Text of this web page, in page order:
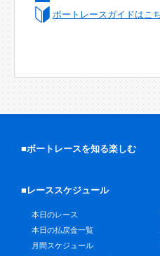
ボートレースガイドはこ
■ボートレースを知る楽しむ
■レーススケジュール
本日のレース
本日の払戻金一覧
月間スケジュール